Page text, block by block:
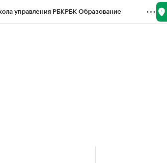
управления РБКРБК Образование